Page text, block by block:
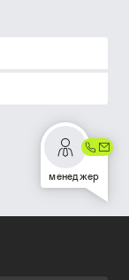
менеджер